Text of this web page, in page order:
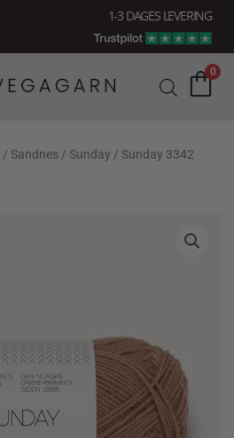
1-3 DAGES LEVERING
0
/ Sandnes / Sunday / Sunday 3342